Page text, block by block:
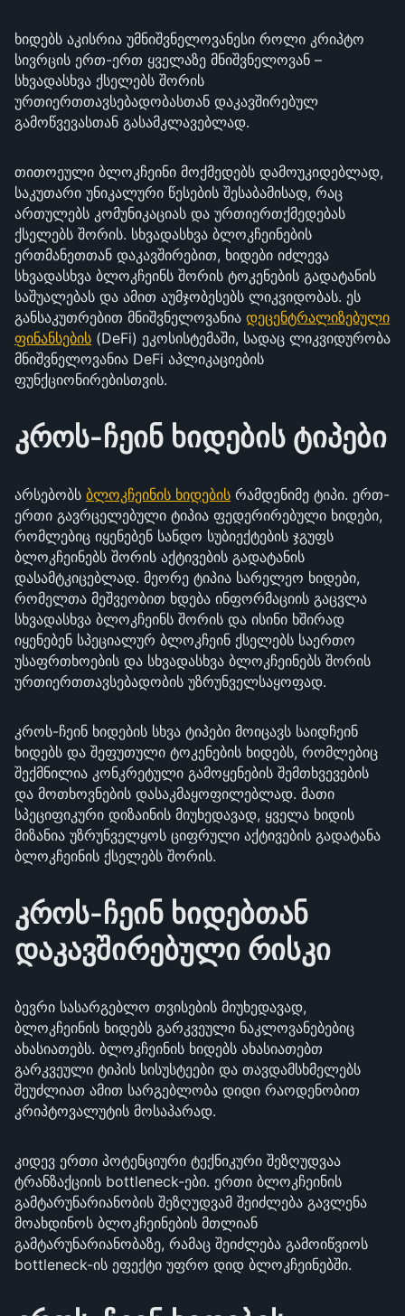
ხიდებს აკისრია უმნიშვნელოვანესი როლი კრიპტო
სივრცის ერთ-ერთ ყველაზე მნიშვნელოვან –
სხვადასხვა ქსელებს შორის
ურთიერთთავსებადობასთან დაკავშირებულ
გამოწვევასთან გასამკლავებლად.
თითოეული ბლოკჩეინი მოქმედებს დამოუკიდებლად,
საკუთარი უნიკალური წესების შესაბამისად, რაც
ართულებს კომუნიკაციას და ურთიერთქმედებას
ქსელებს შორის. სხვადასხვა ბლოკჩეინების
ერთმანეთთან დაკავშირებით, ხიდები იძლევა
სხვადასხვა ბლოკჩეინს შორის ტოკენების გადატანის
საშუალებას და ამით აუმჯობესებს ლიკვიდობას. ეს
განსაკუთრებით მნიშვნელოვანია დეცენტრალიზებული
ფინანსების (DeFi) ეკოსისტემაში, სადაც ლიკვიდურობა
მნიშვნელოვანია DeFi აპლიკაციების
ფუნქციონირებისთვის.
კროს-ჩეინ ხიდების ტიპები
არსებობს ბლოკჩეინის ხიდების რამდენიმე ტიპი. ერთ-
ერთი გავრცელებული ტიპია ფედერირებული ხიდები,
რომლებიც იყენებენ სანდო სუბიექტების ჯგუფს
ბლოკჩეინებს შორის აქტივების გადატანის
დასამტკიცებლად. მეორე ტიპია სარელეო ხიდები,
რომელთა მეშვეობით ხდება ინფორმაციის გაცვლა
სხვადასხვა ბლოკჩეინს შორის და ისინი ხშირად
იყენებენ სპეციალურ ბლოკჩეინ ქსელებს საერთო
უსაფრთხოების და სხვადასხვა ბლოკჩეინებს შორის
ურთიერთთავსებადობის უზრუნველსაყოფად.
კროს-ჩეინ ხიდების სხვა ტიპები მოიცავს საიდჩეინ
ხიდებს და შეფუთული ტოკენების ხიდებს, რომლებიც
შექმნილია კონკრეტული გამოყენების შემთხვევების
და მოთხოვნების დასაკმაყოფილებლად. მათი
სპეციფიკური დიზაინის მიუხედავად, ყველა ხიდის
მიზანია უზრუნველყოს ციფრული აქტივების გადატანა
ბლოკჩეინის ქსელებს შორის.
კროს-ჩეინ ხიდებთან
დაკავშირებული რისკი
ბევრი სასარგებლო თვისების მიუხედავად,
ბლოკჩეინის ხიდებს გარკვეული ნაკლოვანებებიც
ახასიათებს. ბლოკჩეინის ხიდებს ახასიათებთ
გარკვეული ტიპის სისუსტეები და თავდამსხმელებს
შეუძლიათ ამით სარგებლობა დიდი რაოდენობით
კრიპტოვალუტის მოსაპარად.
კიდევ ერთი პოტენციური ტექნიკური შეზღუდვაა
ტრანზაქციის bottleneck-ები. ერთი ბლოკჩეინის
გამტარუნარიანობის შეზღუდვამ შეიძლება გავლენა
მოახდინოს ბლოკჩეინების მთლიან
გამტარუნარიანობაზე, რამაც შეიძლება გამოიწვიოს
bottleneck-ის ეფექტი უფრო დიდ ბლოკჩეინებში.